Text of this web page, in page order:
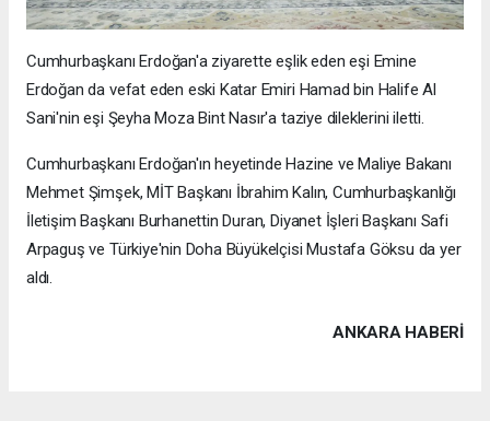
Cumhurbaşkanı Erdoğan'a ziyarette eşlik eden eşi Emine
Erdoğan da vefat eden eski Katar Emiri Hamad bin Halife Al
Sani'nin eşi Şeyha Moza Bint Nasır'a taziye dileklerini iletti.
Cumhurbaşkanı Erdoğan'ın heyetinde Hazine ve Maliye Bakanı
Mehmet Şimşek, MİT Başkanı İbrahim Kalın, Cumhurbaşkanlığı
İletişim Başkanı Burhanettin Duran, Diyanet İşleri Başkanı Safi
Arpaguş ve Türkiye'nin Doha Büyükelçisi Mustafa Göksu da yer
aldı.
ANKARA HABERİ